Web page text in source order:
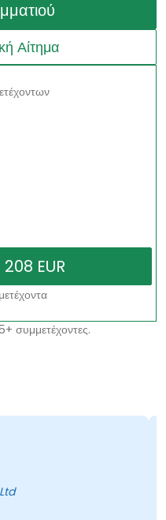
Αίτημα
συμμετέχοντες.